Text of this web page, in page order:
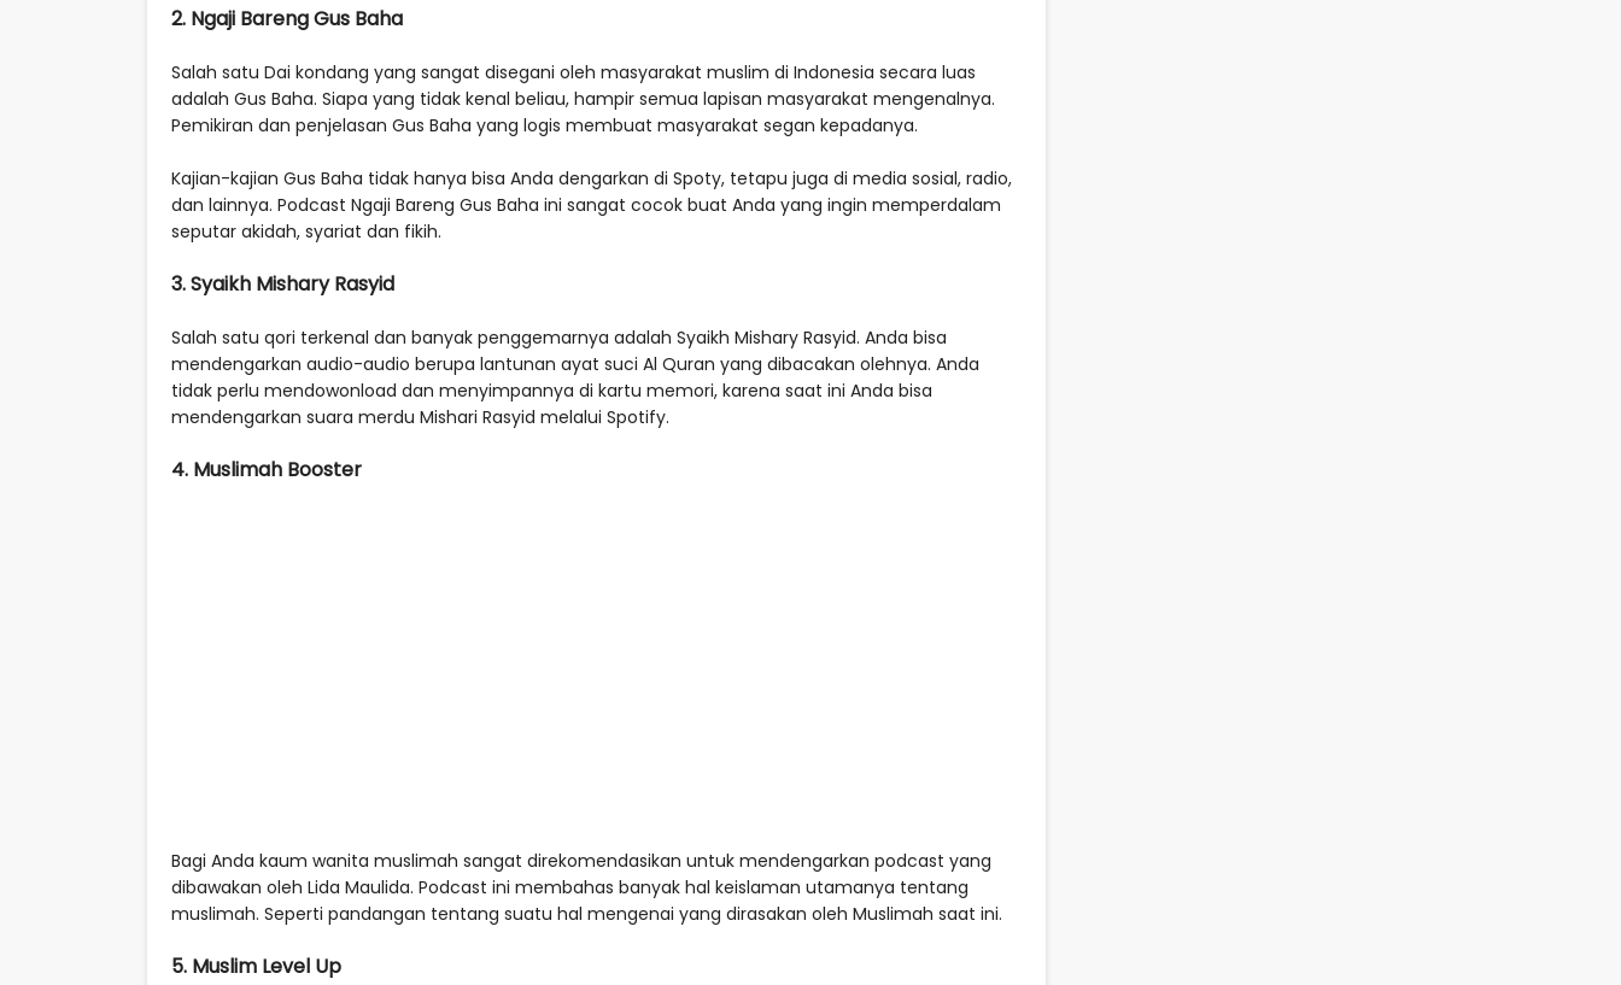
2. Ngaji Bareng Gus Baha
Salah satu Dai kondang yang sangat disegani oleh masyarakat muslim di Indonesia secara luas
adalah Gus Baha. Siapa yang tidak kenal beliau, hampir semua lapisan masyarakat mengenalnya.
Pemikiran dan penjelasan Gus Baha yang logis membuat masyarakat segan kepadanya.
Kajian-kajian Gus Baha tidak hanya bisa Anda dengarkan di Spoty, tetapu juga di media sosial, radio,
dan lainnya. Podcast Ngaji Bareng Gus Baha ini sangat cocok buat Anda yang ingin memperdalam
seputar akidah, syariat dan fikih.
3. Syaikh Mishary Rasyid
Salah satu qori terkenal dan banyak penggemarnya adalah Syaikh Mishary Rasyid. Anda bisa
mendengarkan audio-audio berupa lantunan ayat suci Al Quran yang dibacakan olehnya. Anda
tidak perlu mendowonload dan menyimpannya di kartu memori, karena saat ini Anda bisa
mendengarkan suara merdu Mishari Rasyid melalui Spotify.
4. Muslimah Booster
Bagi Anda kaum wanita muslimah sangat direkomendasikan untuk mendengarkan podcast yang
dibawakan oleh Lida Maulida. Podcast ini membahas banyak hal keislaman utamanya tentang
muslimah. Seperti pandangan tentang suatu hal mengenai yang dirasakan oleh Muslimah saat ini.
5. Muslim Level Up